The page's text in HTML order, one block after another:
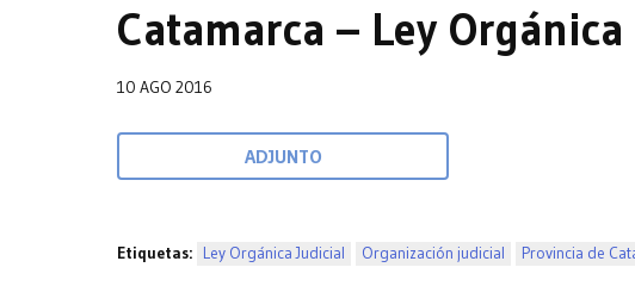
Catamarca – Ley
10 AGO 2016
ADJUNTO
Etiquetas: Ley Orgánica Judicial Organización judicial Provincia de